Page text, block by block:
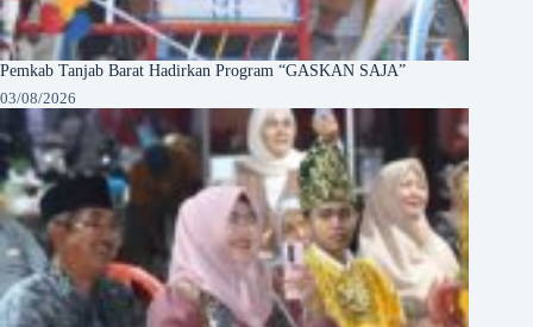
Pemkab Tanjab Barat Hadirkan Program “GASKAN SAJA”
03/08/2026